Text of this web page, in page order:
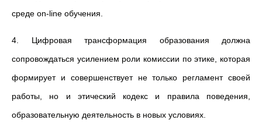
среде on-line обучения.
4. Цифровая трансформация образования должна
сопровождаться усилением роли комиссии по этике, которая
формирует и совершенствует не только регламент своей
работы, но и этический кодекс и правила поведения,
образовательную деятельность в новых условиях.